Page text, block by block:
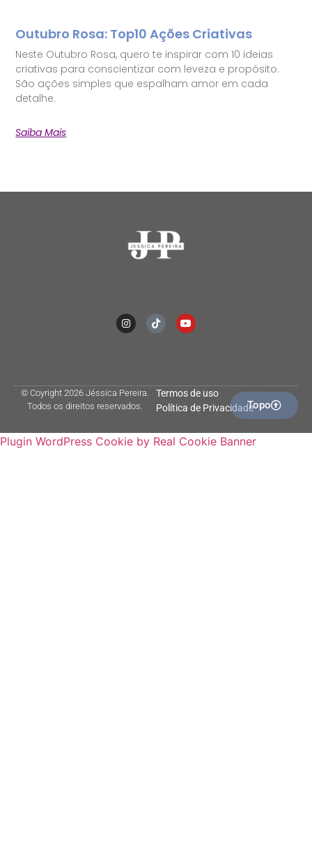
Outubro Rosa: Top10 Ações Criativas
Neste Outubro Rosa, quero te inspirar com 10 ideias
criativas para conscientizar com leveza e propósito.
São ações simples que espalham amor em cada
detalhe.
Saiba Mais
© Coyright 2026 Jéssica Pereira.
Todos os direitos reservados.
Termos de uso
Política de PrivacidadeTopo
Plugin WordPress Cookie by Real Cookie Banner